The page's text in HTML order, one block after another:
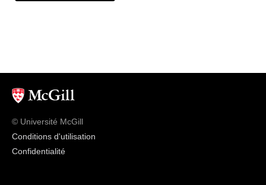
© Université McGill
Conditions d'utilisation
Confidentialité